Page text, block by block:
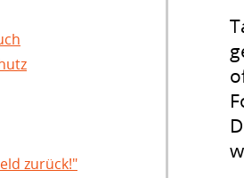
zurück!"